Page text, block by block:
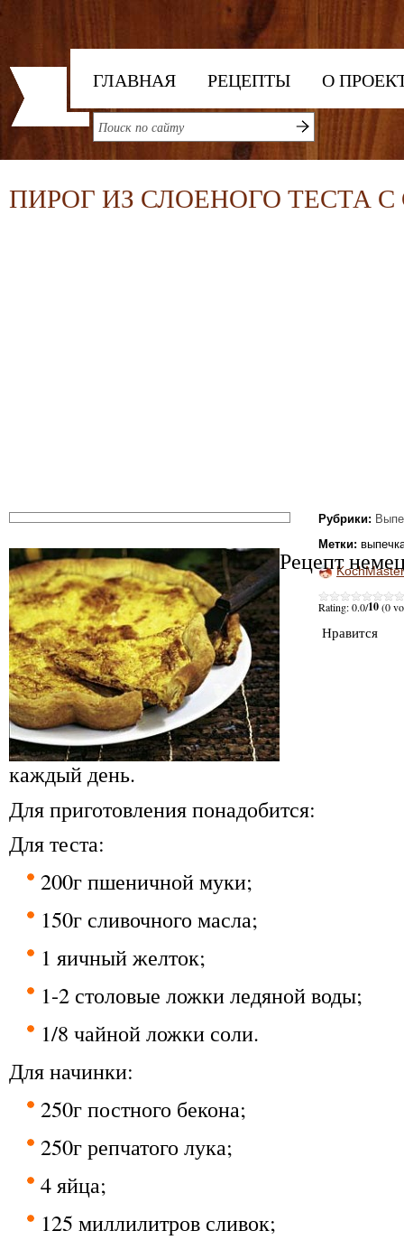
ГЛАВНАЯ РЕЦЕПТЫ О
ПИРОГ ИЗ СЛОЕНОГО ТЕСТА
Рубрики:
Метки:
KochMaster
Rating: 0.0/10(0
Нравится
Рецепт
каждый день.
Для приготовления понадобится:
Для теста:
200г пшеничной муки;
150г сливочного масла;
1 яичный желток;
1-2 столовые ложки ледяной воды;
1/8 чайной ложки соли.
Для начинки:
250г постного бекона;
250г репчатого лука;
4 яйца;
125 миллилитров сливок;